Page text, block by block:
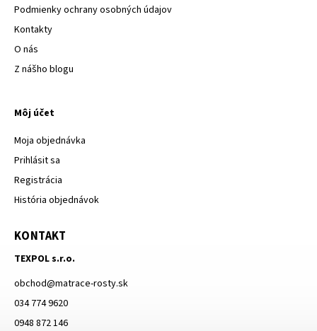
Podmienky ochrany osobných údajov
Kontakty
O nás
Z nášho blogu
Môj účet
Moja objednávka
Prihlásit sa
Registrácia
História objednávok
KONTAKT
TEXPOL s.r.o.
obchod@matrace-rosty.sk
034 774 9620
0948 872 146